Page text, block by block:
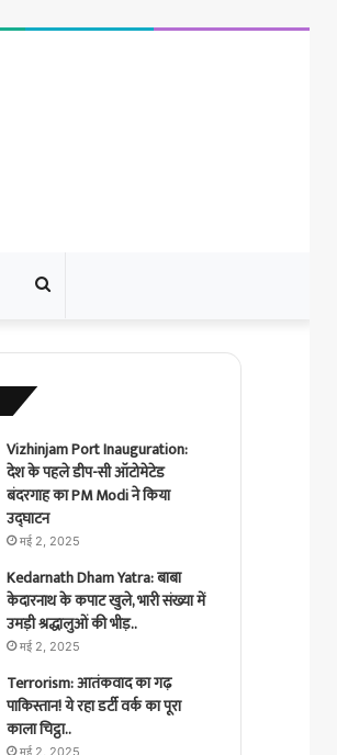
Search
for
Vizhinjam Port Inauguration:
देश के पहले डीप-सी ऑटोमेटेड
बंदरगाह का PM Modi ने किया
उद्घाटन
मई 2, 2025
Kedarnath Dham Yatra: बाबा
केदारनाथ के कपाट खुले, भारी संख्या में
उमड़ी श्रद्धालुओं की भीड़..
मई 2, 2025
Terrorism: आतंकवाद का गढ़
पाकिस्तान! ये रहा डर्टी वर्क का पूरा
काला चिट्ठा..
मई 2, 2025